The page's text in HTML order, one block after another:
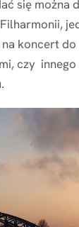
się można
koncert do
czy innego